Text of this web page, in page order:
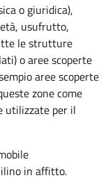
o giuridica),
usufrutto,
le strutture
o aree scoperte
aree scoperte
zone come
utilizzate per il
in affitto.